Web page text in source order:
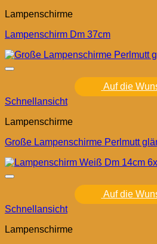
Lampenschirme
Lampenschirm Dm 37cm
Auf die
Schnellansicht
Lampenschirme
Große Lampenschirme Perlmutt
Auf die
Schnellansicht
Lampenschirme